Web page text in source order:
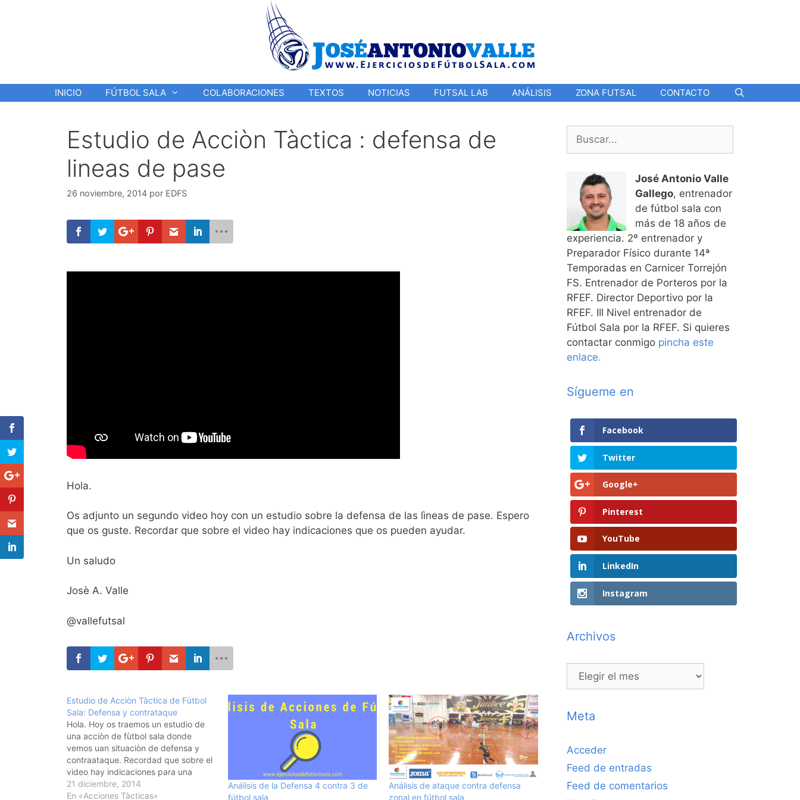
INICIO FÚTBOL SALA COLABORACIONES TEXTOS NOTICIAS FUTSAL LAB ANÁLISIS ZONA FUTSAL CONTACTO
Estudio de Acciòn Tàctica : defensa de
lineas de pase
26 noviembre, 2014 por EDFS
Hola.
Os adjunto un segundo video hoy con un estudio sobre la defensa de las lìneas de pase. Espero
que os guste. Recordar que sobre el video hay indicaciones que os pueden ayudar.
Un saludo
Josè A. Valle
@vallefutsal
Estudio de Acciòn Tàctica de Fùtbol
Sala: Defensa y contrataque
Hola. Hoy os traemos un estudio de
una acciòn de fùtbol sala donde
vemos uan situaciòn de defensa y
contraataque. Recordad que sobre el
video hay indicaciones para una
mejor comprensiòn del video. Espero
que os guste. Un saludo. @vallefutsal
21 diciembre, 2014
En «Acciones Tàcticas»
Análisis de la Defensa 4 contra 3 de
fútbol sala
Análisis de ataque contra defensa
zonal en fútbol sala
Buscar:
José Antonio Valle
Gallego, entrenador
de fútbol sala con
más de 18 años de
experiencia. 2º entrenador y
Preparador Físico durante 14ª
Temporadas en Carnicer Torrejón
FS. Entrenador de Porteros por la
RFEF. Director Deportivo por la
RFEF. III Nivel entrenador de
Fútbol Sala por la RFEF. Si quieres
contactar conmigo pincha este
enlace.
Sígueme en
Facebook
Twitter
Google+
Pinterest
YouTube
LinkedIn
Instagram
Archivos
Archivos
Meta
Acceder
Feed de entradas
Feed de comentarios